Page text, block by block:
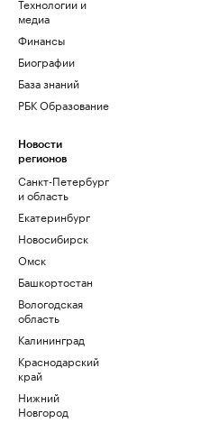
медиа
Финансы
Биографии
База знаний
РБК Образование
Новости
регионов
Санкт-Петербург
и область
Екатеринбург
Новосибирск
Омск
Башкортостан
Вологодская
область
Калининград
Краснодарский
край
Нижний
Новгород